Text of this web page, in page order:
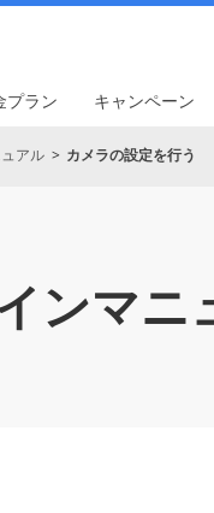
プラン キャンペーン
アル カメラの設定を行う
ンマニ